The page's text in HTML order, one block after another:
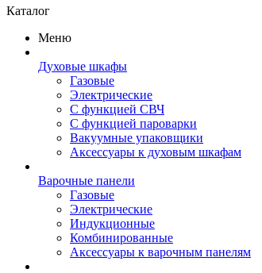
Каталог
Меню
Духовые шкафы
Газовые
Электрические
С функцией СВЧ
С функцией пароварки
Вакуумные упаковщики
Аксессуары к духовым шкафам
Варочные панели
Газовые
Электрические
Индукционные
Комбинированные
Аксессуары к варочным панелям